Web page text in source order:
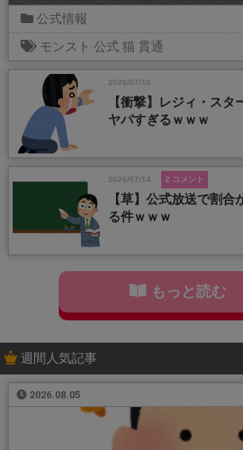
公式情報
モンスト 公式 猫 貫通
2026/07/16
【衝撃】レジィ・スタ
ヤバすぎるｗｗｗ
2026/07/14 2 コメント
【草】公式放送で割合
る件ｗｗｗ
もっと読む
週間人気記事
2026.08.05